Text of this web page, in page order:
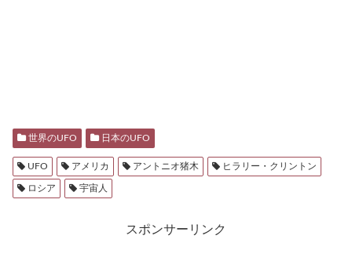
世界のUFO 日本のUFO
UFO アメリカ アントニオ猪木 ヒラリー・クリントン
ロシア 宇宙人
スポンサーリンク